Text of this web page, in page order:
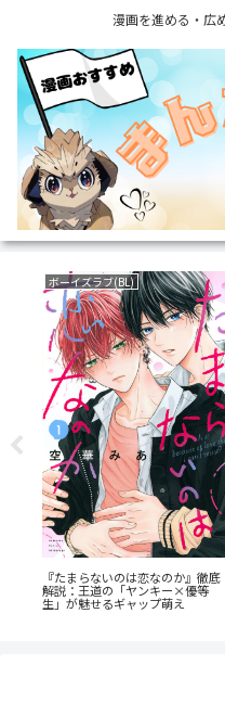
漫画を進める・広
ボーイズラブ(BL)
『たまらないのは恋なのか』徹底
解説：王道の「ヤンキー×優等
生」が魅せるギャップ萌え